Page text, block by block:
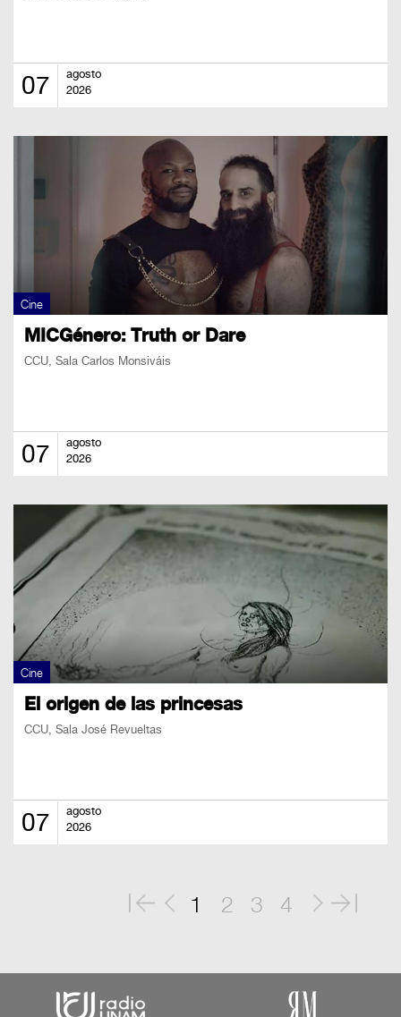
07
agosto
2026
Cine
MICGénero: Truth or Dare
CCU, Sala Carlos Monsiváis
07
agosto
2026
Cine
El origen de las princesas
CCU, Sala José Revueltas
07
agosto
2026
1 2 3 4